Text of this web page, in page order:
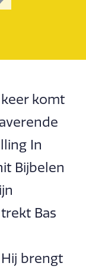
keer komt
In
Bijbelen
Bas
brengt